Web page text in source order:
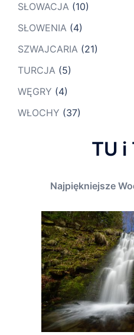
SŁOWACJA (10)
SŁOWENIA (4)
SZWAJCARIA (21)
TURCJA (5)
WĘGRY (4)
WŁOCHY (37)
TU i
Najpiękniejsze